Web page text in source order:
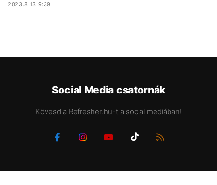
2023.8.13 9:39
Social Media csatornák
Kövesd a Refresher.hu-t a social mediában!